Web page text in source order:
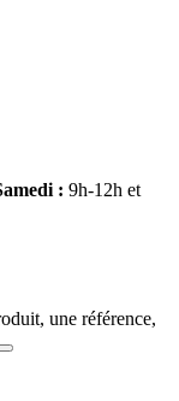
: 9h-12h et
une référence,